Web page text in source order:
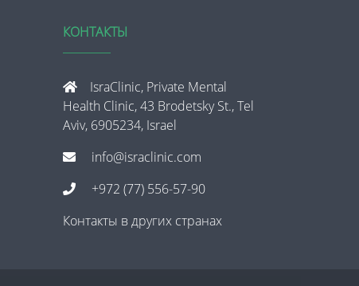
КОНТАКТЫ
IsraClinic, Private Mental
Health Clinic, 43 Brodetsky St., Tel
Aviv, 6905234, Israel
info@israclinic.com
+972 (77) 556-57-90
Контакты в других странах